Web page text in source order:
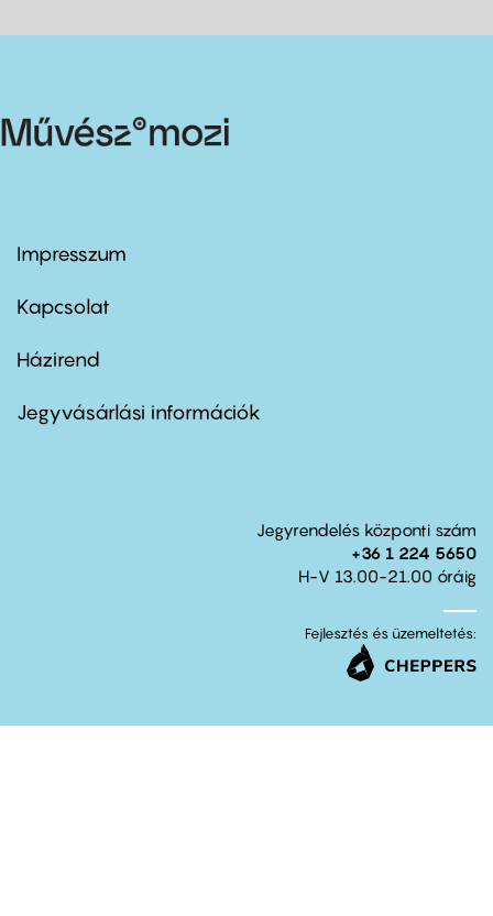
Footer
first
Impresszum
Kapcsolat
Footer
second
Házirend
Jegyvásárlási információk
Jegyrendelés központi szám
+36 1 224 5650
H-V 13.00-21.00 óráig
Fejlesztés és üzemeltetés: